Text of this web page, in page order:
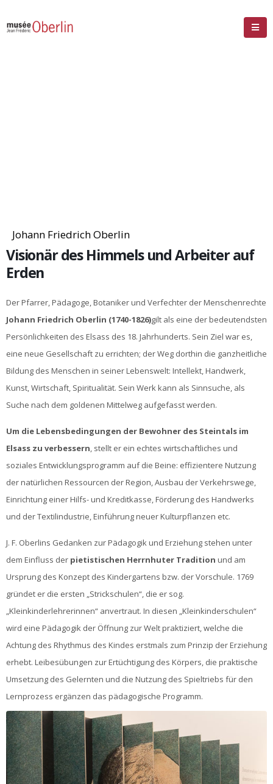
Johann Friedrich Oberlin
Visionär des Himmels und Arbeiter auf
Erden
Der Pfarrer, Pädagoge, Botaniker und Verfechter der Menschenrechte
Johann Friedrich Oberlin (1740-1826)gilt als eine der bedeutendsten
Persönlichkeiten des Elsass des 18. Jahrhunderts. Sein Ziel war es,
eine neue Gesellschaft zu errichten; der Weg dorthin die ganzheitliche
Bildung des Menschen in seiner Lebenswelt: Intellekt, Handwerk,
Kunst, Wirtschaft, Spiritualität. Sein Werk kann als Sinnsuche, als
Suche nach dem goldenen Mittelweg aufgefasst werden.
Um die Lebensbedingungen der Bewohner des Steintals im
Elsass zu verbessern, stellt er ein echtes wirtschaftliches und
soziales Entwicklungsprogramm auf die Beine: effizientere Nutzung
der natürlichen Ressourcen der Region, Ausbau der Verkehrswege,
Einrichtung einer Hilfs- und Kreditkasse, Förderung des Handwerks
und der Textilindustrie, Einführung neuer Kulturpflanzen etc.
J. F. Oberlins Gedanken zur Pädagogik und Erziehung stehen unter
dem Einfluss der pietistischen Herrnhuter Tradition und am
Ursprung des Konzept des Kindergartens bzw. der Vorschule. 1769
gründet er die ersten „Strickschulen“, die er sog.
„Kleinkinderlehrerinnen“ anvertraut. In diesen „Kleinkinderschulen“
wird eine Pädagogik der Öffnung zur Welt praktiziert, welche die
Achtung des Rhythmus des Kindes erstmals zum Prinzip der Erziehung
erhebt. Leibesübungen zur Ertüchtigung des Körpers, die praktische
Umsetzung des Gelernten und die Nutzung des Spieltriebs für den
Lernprozess ergänzen das pädagogische Programm.